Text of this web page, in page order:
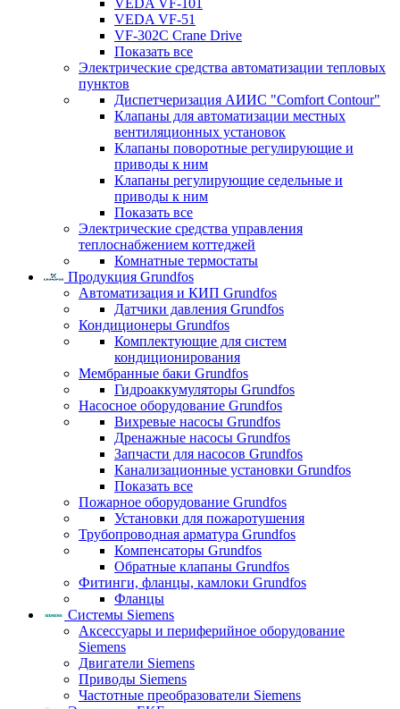
VEDA VF-101
VEDA VF-51
VF-302C Crane Drive
Показать все
Электрические средства автоматизации тепловых
пунктов
Диспетчеризация АИИС "Comfort Contour"
Клапаны для автоматизации местных
вентиляционных установок
Клапаны поворотные регулирующие и
приводы к ним
Клапаны регулирующие седельные и
приводы к ним
Показать все
Электрические средства управления
теплоснабжением коттеджей
Комнатные термостаты
Продукция Grundfos
Автоматизация и КИП Grundfos
Датчики давления Grundfos
Кондиционеры Grundfos
Комплектующие для систем
кондиционирования
Мембранные баки Grundfos
Гидроаккумуляторы Grundfos
Насосное оборудование Grundfos
Вихревые насосы Grundfos
Дренажные насосы Grundfos
Запчасти для насосов Grundfos
Канализационные установки Grundfos
Показать все
Пожарное оборудование Grundfos
Установки для пожаротушения
Трубопроводная арматура Grundfos
Компенсаторы Grundfos
Обратные клапаны Grundfos
Фитинги, фланцы, камлоки Grundfos
Фланцы
Системы Siemens
Аксессуары и периферийное оборудование
Siemens
Двигатели Siemens
Приводы Siemens
Частотные преобразователи Siemens